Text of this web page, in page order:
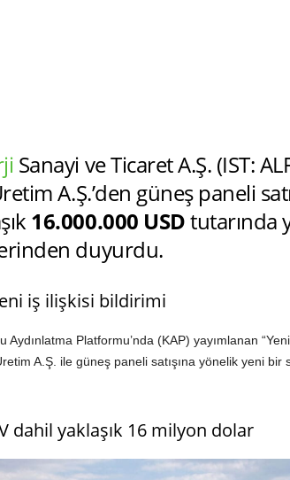
Sanayi ve Ticaret A.Ş. (IST:
A.Ş.’den güneş paneli
16.000.000 USDtutarında
duyurdu.
iş ilişkisi bildirimi
Aydınlatma Platformu’nda (KAP) yayımlanan
A.Ş. ile güneş paneli satışına yönelik yeni bir
dahil yaklaşık 16 milyon dolar